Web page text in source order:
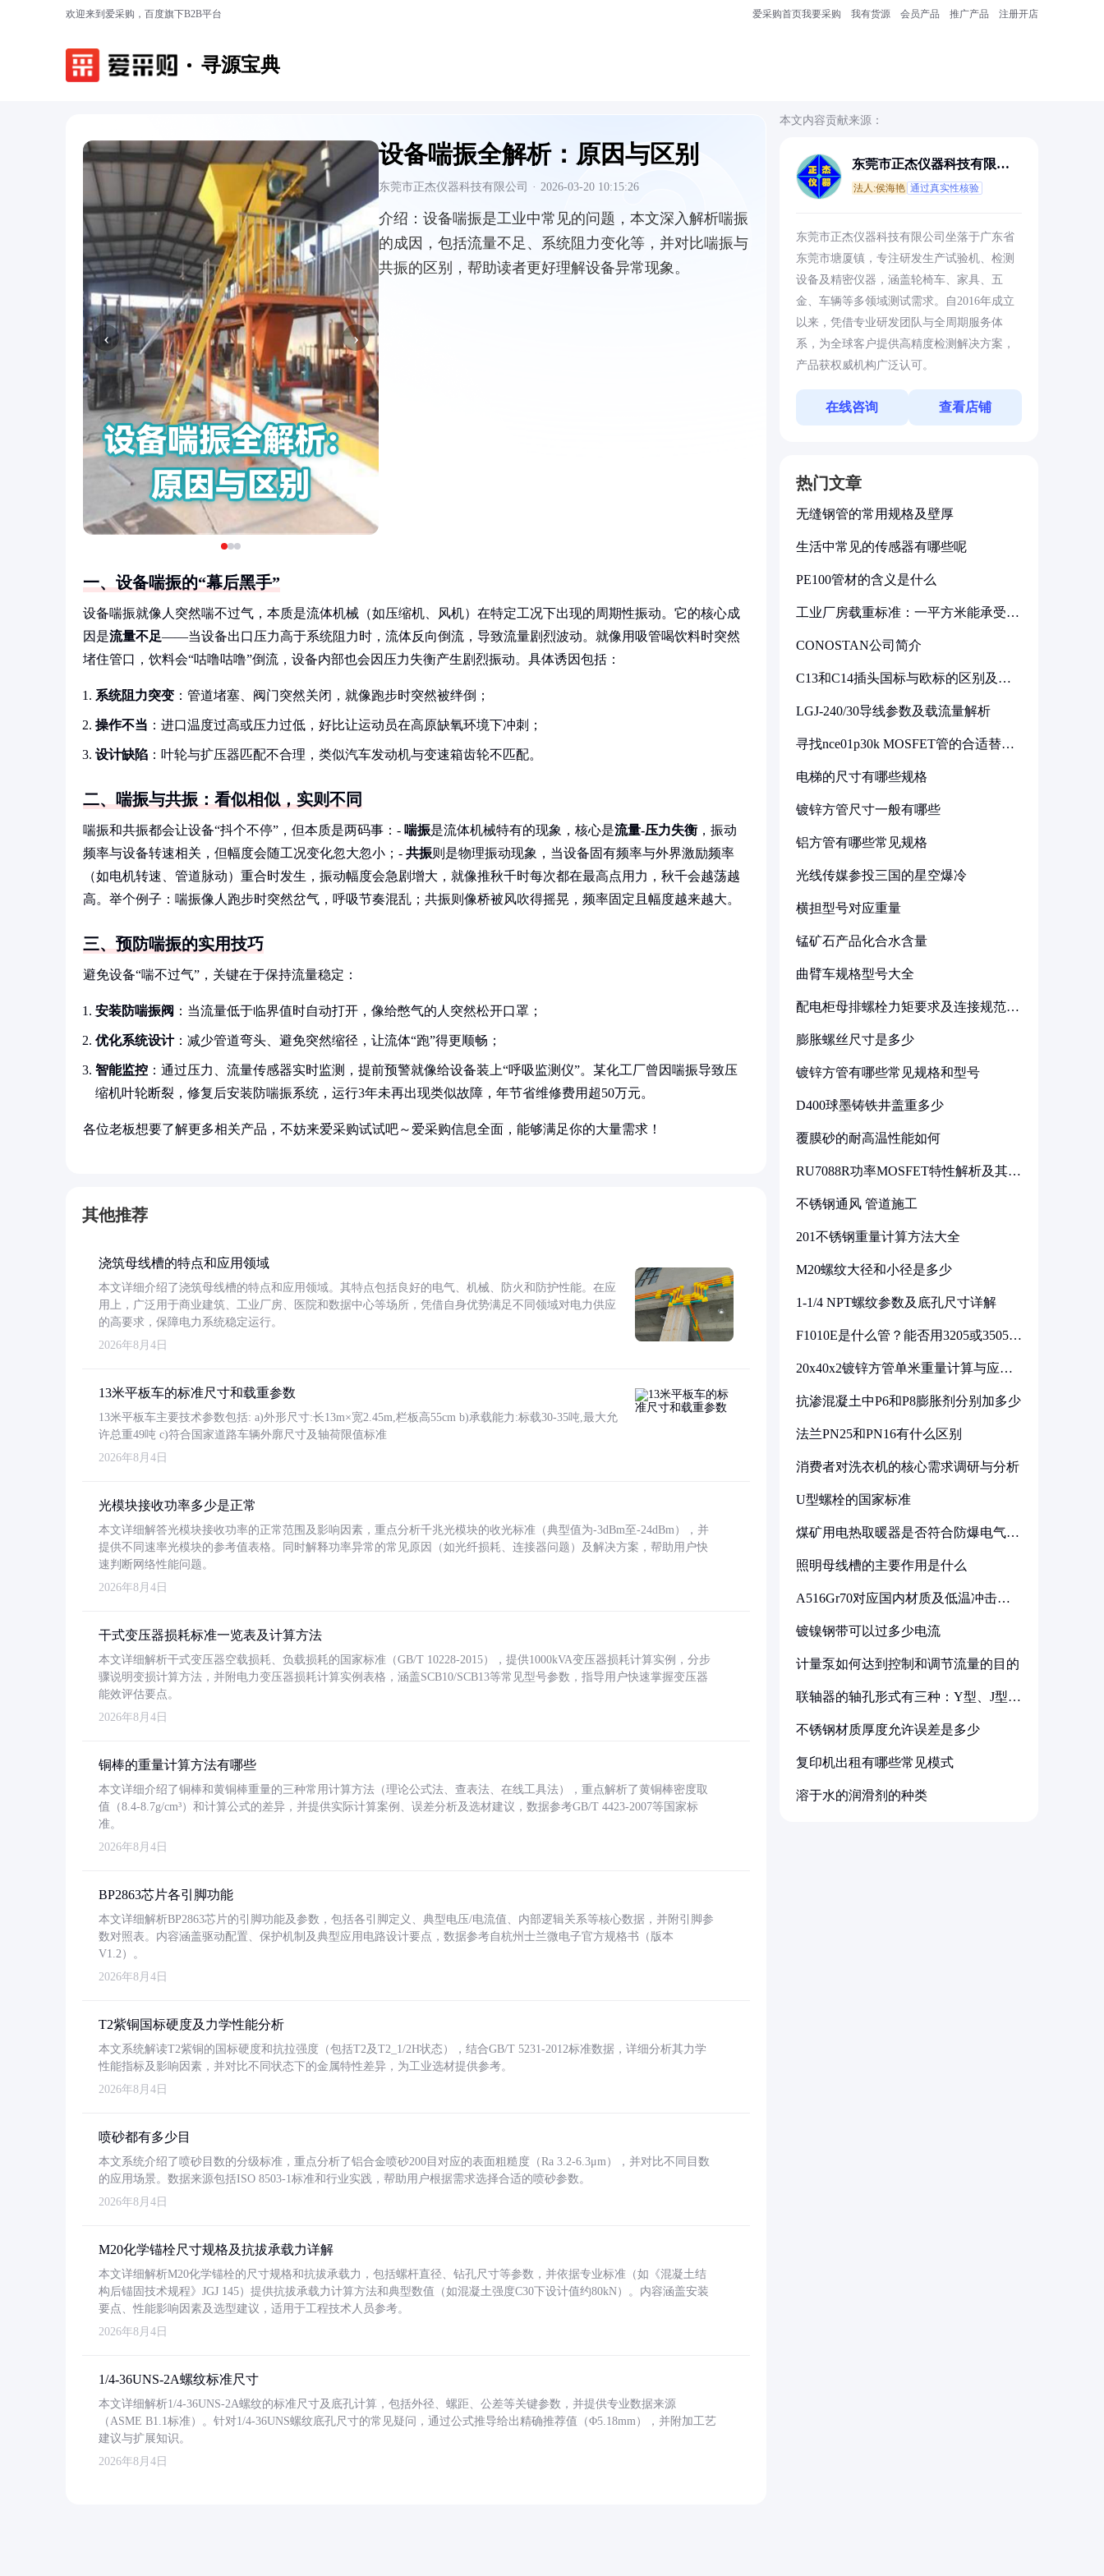
欢迎来到爱采购，百度旗下B2B平台 爱采购首页我要采购 我有货源 会员产品 推广产品 注册开店
寻源宝典
‹ ›
设备喘振全解析：原因与区别
东莞市正杰仪器科技有限公司 · 2026-03-20 10:15:26
介绍： 设备喘振是工业中常见的问题，本文深入解析喘振
的成因，包括流量不足、系统阻力变化等，并对比喘振与
共振的区别，帮助读者更好理解设备异常现象。
一、设备喘振的“幕后黑手”
设备喘振就像人突然喘不过气，本质是流体机械（如压缩机、风机）在特定工况下出现的周期性振动。它的核心成
因是流量不足——当设备出口压力高于系统阻力时，流体反向倒流，导致流量剧烈波动。就像用吸管喝饮料时突然
堵住管口，饮料会“咕噜咕噜”倒流，设备内部也会因压力失衡产生剧烈振动。具体诱因包括：
系统阻力突变 ：管道堵塞、阀门突然关闭，就像跑步时突然被绊倒；
操作不当 ：进口温度过高或压力过低，好比让运动员在高原缺氧环境下冲刺；
设计缺陷 ：叶轮与扩压器匹配不合理，类似汽车发动机与变速箱齿轮不匹配。
二、喘振与共振：看似相似，实则不同
喘振和共振都会让设备“抖个不停”，但本质是两码事：- 喘振是流体机械特有的现象，核心是流量-压力失衡 ，振动
频率与设备转速相关，但幅度会随工况变化忽大忽小；- 共振则是物理振动现象，当设备固有频率与外界激励频率
（如电机转速、管道脉动）重合时发生，振动幅度会急剧增大，就像推秋千时每次都在最高点用力，秋千会越荡越
高。举个例子：喘振像人跑步时突然岔气，呼吸节奏混乱；共振则像桥被风吹得摇晃，频率固定且幅度越来越大。
三、预防喘振的实用技巧
避免设备“喘不过气”，关键在于保持流量稳定：
安装防喘振阀 ：当流量低于临界值时自动打开，像给憋气的人突然松开口罩；
优化系统设计：减少管道弯头、避免突然缩径，让流体“跑”得更顺畅；
智能监控 ：通过压力、流量传感器实时监测，提前预警就像给设备装上“呼吸监测仪”。某化工厂曾因喘振导致压
缩机叶轮断裂，修复后安装防喘振系统，运行3年未再出现类似故障，年节省维修费用超50万元。
各位老板想要了解更多相关产品，不妨来爱采购试试吧～爱采购信息全面，能够满足你的大量需求！
其他推荐
浇筑母线槽的特点和应用领域
本文详细介绍了浇筑母线槽的特点和应用领域。其特点包括良好的电气、机械、防火和防护性能。在应
用上，广泛用于商业建筑、工业厂房、医院和数据中心等场所，凭借自身优势满足不同领域对电力供应
的高要求，保障电力系统稳定运行。
2026年8月4日
13米平板车的标准尺寸和载重参数
13米平板车主要技术参数包括: a)外形尺寸:长13m×宽2.45m,栏板高55cm b)承载能力:标载30-35吨,最大允
许总重49吨 c)符合国家道路车辆外廓尺寸及轴荷限值标准
2026年8月4日
光模块接收功率多少是正常
本文详细解答光模块接收功率的正常范围及影响因素，重点分析千兆光模块的收光标准（典型值为-3dBm至-24dBm），并
提供不同速率光模块的参考值表格。同时解释功率异常的常见原因（如光纤损耗、连接器问题）及解决方案，帮助用户快
速判断网络性能问题。
2026年8月4日
干式变压器损耗标准一览表及计算方法
本文详细解析干式变压器空载损耗、负载损耗的国家标准（GB/T 10228-2015），提供1000kVA变压器损耗计算实例，分步
骤说明变损计算方法，并附电力变压器损耗计算实例表格，涵盖SCB10/SCB13等常见型号参数，指导用户快速掌握变压器
能效评估要点。
2026年8月4日
铜棒的重量计算方法有哪些
本文详细介绍了铜棒和黄铜棒重量的三种常用计算方法（理论公式法、查表法、在线工具法），重点解析了黄铜棒密度取
值（8.4-8.7g/cm³）和计算公式的差异，并提供实际计算案例、误差分析及选材建议，数据参考GB/T 4423-2007等国家标
准。
2026年8月4日
BP2863芯片各引脚功能
本文详细解析BP2863芯片的引脚功能及参数，包括各引脚定义、典型电压/电流值、内部逻辑关系等核心数据，并附引脚参
数对照表。内容涵盖驱动配置、保护机制及典型应用电路设计要点，数据参考自杭州士兰微电子官方规格书（版本
V1.2）。
2026年8月4日
T2紫铜国标硬度及力学性能分析
本文系统解读T2紫铜的国标硬度和抗拉强度（包括T2及T2_1/2H状态），结合GB/T 5231-2012标准数据，详细分析其力学
性能指标及影响因素，并对比不同状态下的金属特性差异，为工业选材提供参考。
2026年8月4日
喷砂都有多少目
本文系统介绍了喷砂目数的分级标准，重点分析了铝合金喷砂200目对应的表面粗糙度（Ra 3.2-6.3μm），并对比不同目数
的应用场景。数据来源包括ISO 8503-1标准和行业实践，帮助用户根据需求选择合适的喷砂参数。
2026年8月4日
M20化学锚栓尺寸规格及抗拔承载力详解
本文详细解析M20化学锚栓的尺寸规格和抗拔承载力，包括螺杆直径、钻孔尺寸等参数，并依据专业标准（如《混凝土结
构后锚固技术规程》JGJ 145）提供抗拔承载力计算方法和典型数值（如混凝土强度C30下设计值约80kN）。内容涵盖安装
要点、性能影响因素及选型建议，适用于工程技术人员参考。
2026年8月4日
1/4-36UNS-2A螺纹标准尺寸
本文详细解析1/4-36UNS-2A螺纹的标准尺寸及底孔计算，包括外径、螺距、公差等关键参数，并提供专业数据来源
（ASME B1.1标准）。针对1/4-36UNS螺纹底孔尺寸的常见疑问，通过公式推导给出精确推荐值（Φ5.18mm），并附加工艺
建议与扩展知识。
2026年8月4日
本文内容贡献来源：
东莞市正杰仪器科技有限公
法人:侯海艳 通过真实性核验
东莞市正杰仪器科技有限公司坐落于广东省
东莞市塘厦镇，专注研发生产试验机、检测
设备及精密仪器，涵盖轮椅车、家具、五
金、车辆等多领域测试需求。自2016年成立
以来，凭借专业研发团队与全周期服务体
系，为全球客户提供高精度检测解决方案，
产品获权威机构广泛认可。
在线咨询 查看店铺
热门文章
无缝钢管的常用规格及壁厚
生活中常见的传感器有哪些呢
PE100管材的含义是什么
工业厂房载重标准：一平方米能承受多
CONOSTAN公司简介
C13和C14插头国标与欧标的区别及其
LGJ-240/30导线参数及载流量解析
寻找nce01p30k MOSFET管的合适替代
电梯的尺寸有哪些规格
镀锌方管尺寸一般有哪些
铝方管有哪些常见规格
光线传媒参投三国的星空爆冷
横担型号对应重量
锰矿石产品化合水含量
曲臂车规格型号大全
配电柜母排螺栓力矩要求及连接规范详
膨胀螺丝尺寸是多少
镀锌方管有哪些常见规格和型号
D400球墨铸铁井盖重多少
覆膜砂的耐高温性能如何
RU7088R功率MOSFET特性解析及其在
不锈钢通风 管道施工
201不锈钢重量计算方法大全
M20螺纹大径和小径是多少
1-1/4 NPT螺纹参数及底孔尺寸详解
F1010E是什么管？能否用3205或3505代
20x40x2镀锌方管单米重量计算与应用
抗渗混凝土中P6和P8膨胀剂分别加多少
法兰PN25和PN16有什么区别
消费者对洗衣机的核心需求调研与分析
U型螺栓的国家标准
煤矿用电热取暖器是否符合防爆电气设
照明母线槽的主要作用是什么
A516Gr70对应国内材质及低温冲击要
镀镍钢带可以过多少电流
计量泵如何达到控制和调节流量的目的
联轴器的轴孔形式有三种：Y型、J型、
不锈钢材质厚度允许误差是多少
复印机出租有哪些常见模式
溶于水的润滑剂的种类